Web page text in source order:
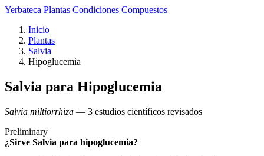
Yerbateca Plantas Condiciones Compuestos
Inicio
Plantas
Salvia
Hipoglucemia
Salvia para Hipoglucemia
Salvia miltiorrhiza — 3 estudios científicos revisados
Preliminary
¿Sirve Salvia para hipoglucemia?